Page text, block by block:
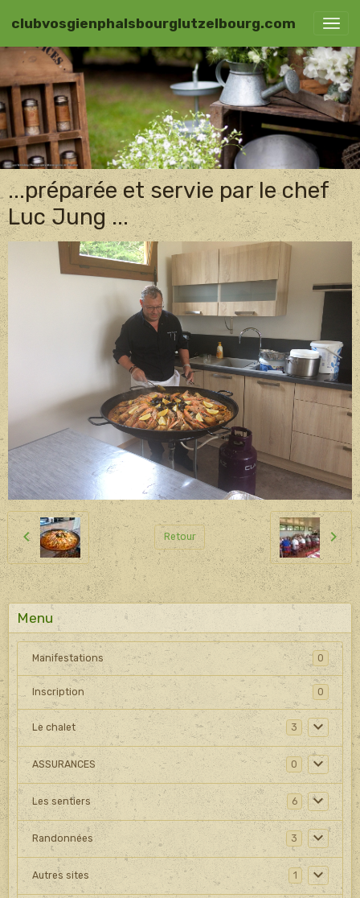
clubvosgienphalsbourglutzelbourg.com
...préparée et servie par le chef
Luc Jung ...
Retour
Menu
Manifestations 0
Inscription 0
Le chalet 3
ASSURANCES 0
Les sentiers 6
Randonnées 3
Autres sites 1